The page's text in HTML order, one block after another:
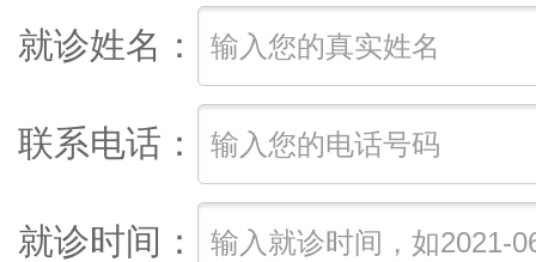
就诊姓名：
联系电话：
就诊时间：